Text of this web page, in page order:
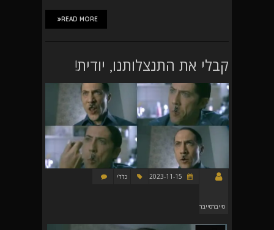
READ MORE
קבלי את התנצלותנו, יודית!
סייברסייבר
כללי